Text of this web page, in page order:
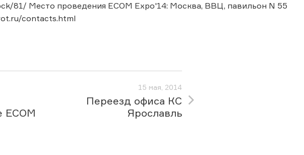
81/ Место проведения ECOM Expo'14: Москва, ВВЦ, павильон N 55
contacts.html
15 мая, 2014
Переезд офиса КС
Ярославль